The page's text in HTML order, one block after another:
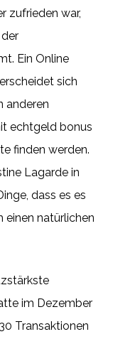
zufrieden war,
Ein Online
sich
anderen
echtgeld bonus
finden werden.
Lagarde in
dass es es
einen natürlichen
im Dezember
Transaktionen